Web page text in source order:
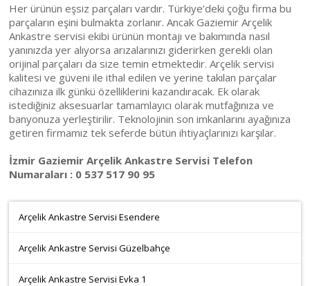
Her ürünün eşsiz parçaları vardır. Türkiye’deki çoğu firma bu
parçaların eşini bulmakta zorlanır. Ancak Gaziemir Arçelik
Ankastre servisi ekibi ürünün montajı ve bakımında nasıl
yanınızda yer alıyorsa arızalarınızı giderirken gerekli olan
orijinal parçaları da size temin etmektedir. Arçelik servisi
kalitesi ve güveni ile ithal edilen ve yerine takılan parçalar
cihazınıza ilk günkü özelliklerini kazandıracak. Ek olarak
istediğiniz aksesuarlar tamamlayıcı olarak mutfağınıza ve
banyonuza yerleştirilir. Teknolojinin son imkanlarını ayağınıza
getiren firmamız tek seferde bütün ihtiyaçlarınızı karşılar.
İzmir Gaziemir Arçelik Ankastre Servisi Telefon
Numaraları : 0 537 517 90 95
Arçelik Ankastre Servisi Esendere
Arçelik Ankastre Servisi Güzelbahçe
Arçelik Ankastre Servisi Evka 1